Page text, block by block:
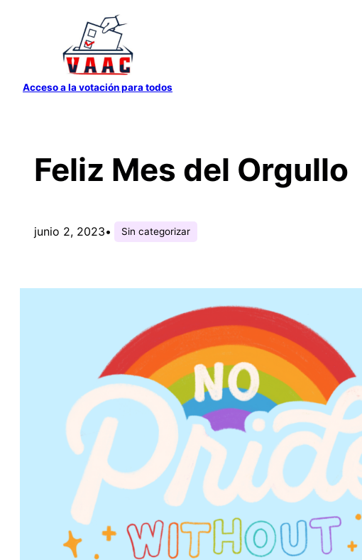
contenido
Acceso a la votación para todos
Feliz Mes del Orgullo
junio 2, 2023• Sin categorizar